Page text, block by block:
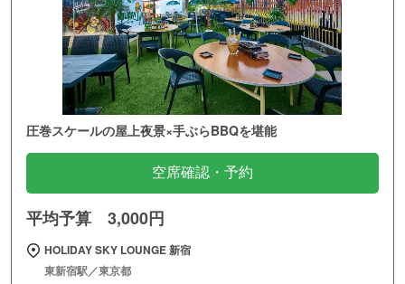
圧巻スケールの屋上夜景×手ぶらBBQを堪能
空席確認・予約
平均予算 3,000円
HOLIDAY SKY LOUNGE 新宿
東新宿駅／東京都